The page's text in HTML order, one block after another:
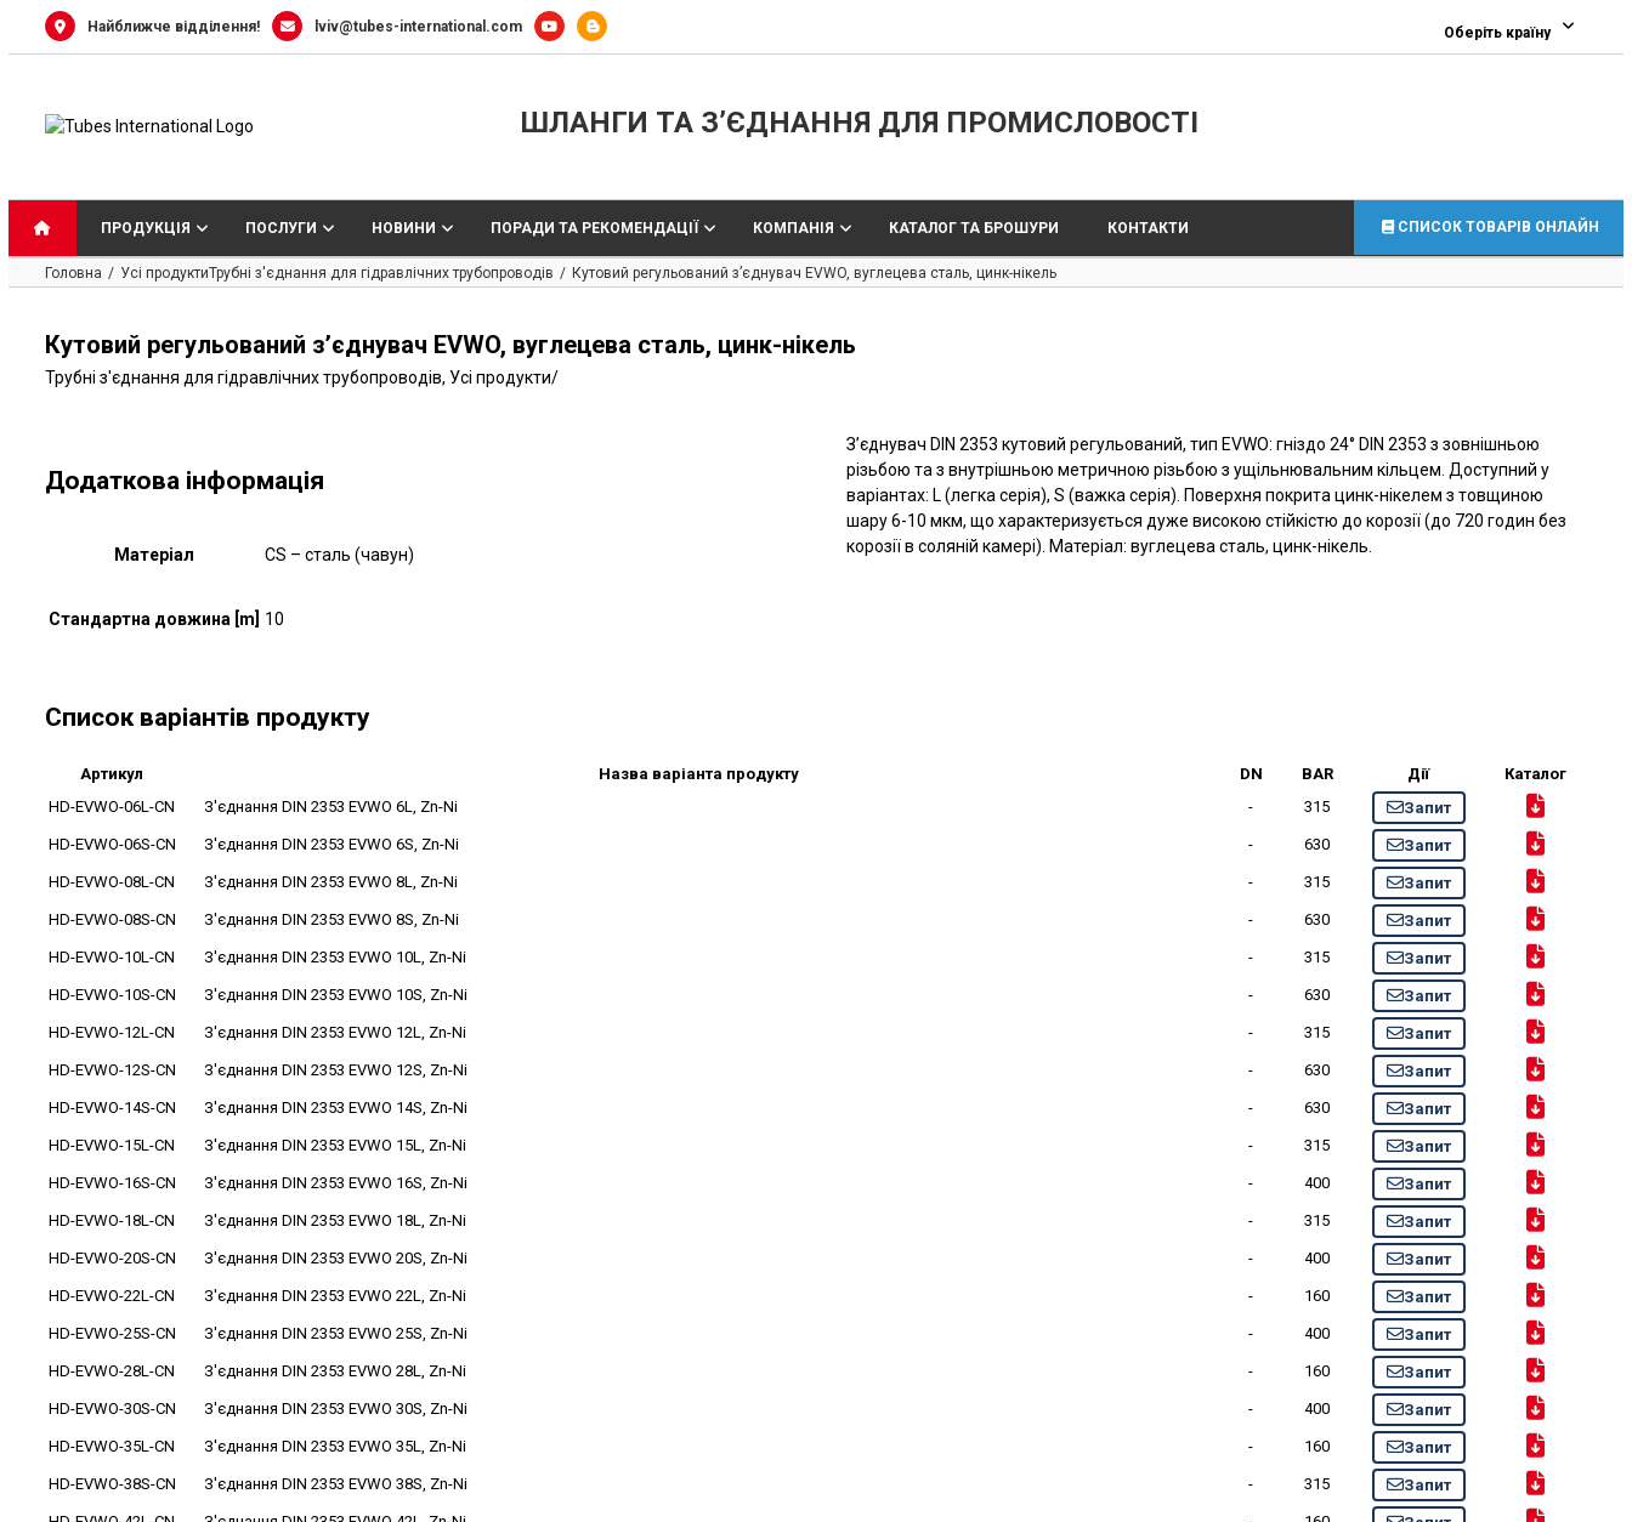
Найближче відділення! lviv@tubes-international.com Оберіть країну
ШЛАНГИ ТА З’ЄДНАННЯ ДЛЯ ПРОМИСЛОВОСТІ
ПРОДУКЦІЯ ПОСЛУГИ НОВИНИ ПОРАДИ ТА РЕКОМЕНДАЦІЇ КОМПАНІЯ КАТАЛОГ ТА БРОШУРИ КОНТАКТИ СПИСОК ТОВАРІВ ОНЛАЙН
Головна Усі продуктиТрубні з'єднання для гідравлічних трубопроводів Кутовий регульований з’єднувач EVWO, вуглецева сталь, цинк-нікель
Кутовий регульований з’єднувач EVWO, вуглецева сталь, цинк-нікель
Трубні з'єднання для гідравлічних трубопроводів, Усі продукти/
Додаткова інформація
Матеріал CS – сталь (чавун)
Стандартна довжина [m] 10
З’єднувач DIN 2353 кутовий регульований, тип EVWO: гніздо 24° DIN 2353 з зовнішньою
різьбою та з внутрішньою метричною різьбою з ущільнювальним кільцем. Доступний у
варіантах: L (легка серія), S (важка серія). Поверхня покрита цинк-нікелем з товщиною
шару 6-10 мкм, що характеризується дуже високою стійкістю до корозії (до 720 годин без
корозії в соляній камері). Матеріал: вуглецева сталь, цинк-нікель.
Список варіантів продукту
Артикул Назва варіанта продукту DN BAR Дії
Каталог
HD-EVWO-06L-CN
З'єднання DIN 2353 EVWO 6L, Zn-Ni - 315
Запит
HD-EVWO-06S-CN
З'єднання DIN 2353 EVWO 6S, Zn-Ni - 630
Запит
HD-EVWO-08L-CN
З'єднання DIN 2353 EVWO 8L, Zn-Ni - 315
Запит
HD-EVWO-08S-CN
З'єднання DIN 2353 EVWO 8S, Zn-Ni - 630
Запит
HD-EVWO-10L-CN
З'єднання DIN 2353 EVWO 10L, Zn-Ni - 315
Запит
HD-EVWO-10S-CN
З'єднання DIN 2353 EVWO 10S, Zn-Ni - 630
Запит
HD-EVWO-12L-CN
З'єднання DIN 2353 EVWO 12L, Zn-Ni - 315
Запит
HD-EVWO-12S-CN
З'єднання DIN 2353 EVWO 12S, Zn-Ni - 630
Запит
HD-EVWO-14S-CN
З'єднання DIN 2353 EVWO 14S, Zn-Ni - 630
Запит
HD-EVWO-15L-CN
З'єднання DIN 2353 EVWO 15L, Zn-Ni - 315
Запит
HD-EVWO-16S-CN
З'єднання DIN 2353 EVWO 16S, Zn-Ni - 400
Запит
HD-EVWO-18L-CN
З'єднання DIN 2353 EVWO 18L, Zn-Ni - 315
Запит
HD-EVWO-20S-CN
З'єднання DIN 2353 EVWO 20S, Zn-Ni - 400
Запит
HD-EVWO-22L-CN
З'єднання DIN 2353 EVWO 22L, Zn-Ni - 160
Запит
HD-EVWO-25S-CN
З'єднання DIN 2353 EVWO 25S, Zn-Ni - 400
Запит
HD-EVWO-28L-CN
З'єднання DIN 2353 EVWO 28L, Zn-Ni - 160
Запит
HD-EVWO-30S-CN
З'єднання DIN 2353 EVWO 30S, Zn-Ni - 400
Запит
HD-EVWO-35L-CN
З'єднання DIN 2353 EVWO 35L, Zn-Ni - 160
Запит
HD-EVWO-38S-CN
З'єднання DIN 2353 EVWO 38S, Zn-Ni - 315
Запит